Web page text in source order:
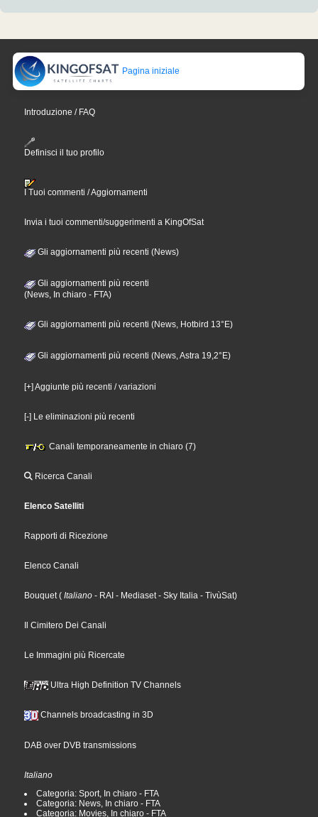
Pagina iniziale
Introduzione / FAQ
Definisci il tuo profilo
I Tuoi commenti / Aggiornamenti
Invia i tuoi commenti/suggerimenti a KingOfSat
Gli aggiornamenti più recenti (News)
Gli aggiornamenti più recenti
(News, In chiaro - FTA)
Gli aggiornamenti più recenti (News, Hotbird 13°E)
Gli aggiornamenti più recenti (News, Astra 19,2°E)
[+] Aggiunte più recenti / variazioni
[-] Le eliminazioni più recenti
Canali temporaneamente in chiaro (7)
Ricerca Canali
Elenco Satelliti
Rapporti di Ricezione
Elenco Canali
Bouquet( Italiano - RAI - Mediaset- Sky Italia - TivùSat)
Il Cimitero Dei Canali
Le Immagini più Ricercate
Ultra High Definition TV Channels
Channels broadcasting in 3D
DAB over DVB transmissions
Italiano
Categoria: Sport, In chiaro - FTA
Categoria: News, In chiaro - FTA
Categoria: Movies, In chiaro - FTA